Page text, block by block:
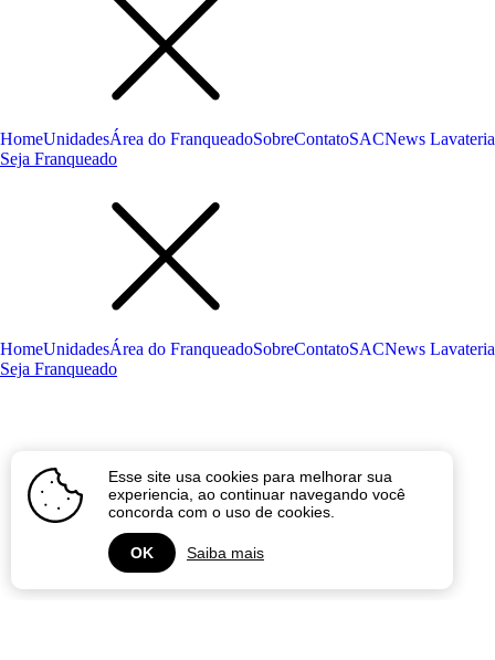
HomeUnidadesÁrea do FranqueadoSobreContatoSACNews Lavateria
Seja Franqueado
HomeUnidadesÁrea do FranqueadoSobreContatoSACNews Lavateria
Seja Franqueado
Esse site usa cookies para melhorar sua
experiencia, ao continuar navegando você
concorda com o uso de cookies.
OK Saiba mais